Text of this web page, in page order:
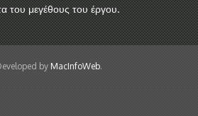
του μεγέθους του έργου.
byMacInfoWeb.